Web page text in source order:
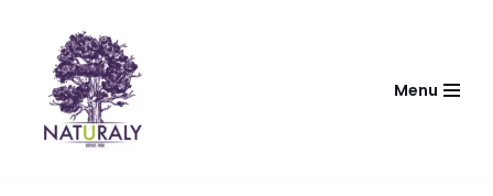
contenu
Menu